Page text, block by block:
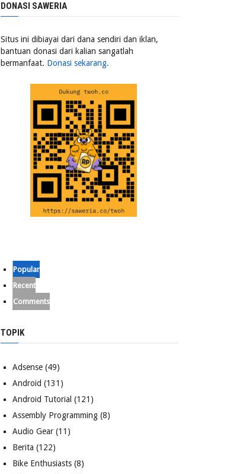
DONASI SAWERIA
Situs ini dibiayai dari dana sendiri dan iklan,
bantuan donasi dari kalian sangatlah
bermanfaat. Donasi sekarang.
Popular
Recent
Comments
TOPIK
Adsense (49)
Android (131)
Android Tutorial (121)
Assembly Programming (8)
Audio Gear (11)
Berita (122)
Bike Enthusiasts (8)